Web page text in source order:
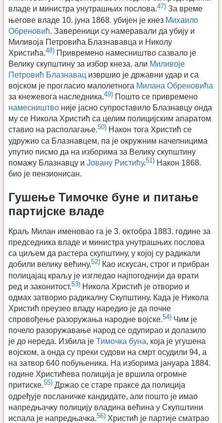
владе и министра унутрашњих послова.47) За време
његове владе 10. јуна 1868. убијен је кнез Михаило
Обреновић. Завереници су намеравали да убију и
Миливоја Петровића Блазнававца и Николу
Христића.48) Привремено намесништво сазвало је
Велику скупштину за избор кнеза, али Миливоје
Петровић Блазнавац извршио је државни удар и са
војском је прогласио малолетнога Милана Обреновића
за кнежевога наследника.49) Пошто се привремено
намесништво није јасно супроставило Блазнавцу онда
му се Никола Христић са целим полицијским апаратом
ставио на располагање.50) Након тога Христић се
удружио са Блазнавцем, па је окружним начелницима
упутио писмо да на изборима за Велику скупштину
помажу Блазнавцу и Јовану Ристићу.51) Након 1868.
био је пензионисан.
Гушење Тимочке буне и питање
партијске владе
Краљ Милан именовао га је 3. октобра 1883. године за
председника владе и министра унутрашњих послова
са циљем да растера скупштину, у којој су радикали
добили велику већину.52) Као искусан, строг и прибран
полицајац краљу је изгледао најпогоднији да врати
ред и законитост.53) Никола Христић је отворио и
одмах затворио радикалну Скупштину. Када је Никола
Христић преузео владу наредио је да почне
спровођење разоружања народне војске.54) Чим је
почело разоружавање народ се одупирао и долазило
је до нереда. Избила је Тимочка буна, која је угушена
војском, а онда су преки судови на смрт осудили 94, а
на затвор 640 побуњеника. На изборима јануара 1884.
године Христићева полиција је вршила огромне
притиске.55) Држао се старе праксе да полиција
одређује посланичке кандидате, али пошто је имао
напредњачку полицију владина већина у Скупштини
испала је напредњачка.56) Христић је партије сматрао